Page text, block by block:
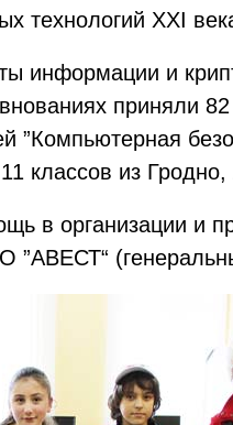
технологий XXI
информации и
приняли
”Компьютерная
классов из
в организации и
”АВЕСТ“